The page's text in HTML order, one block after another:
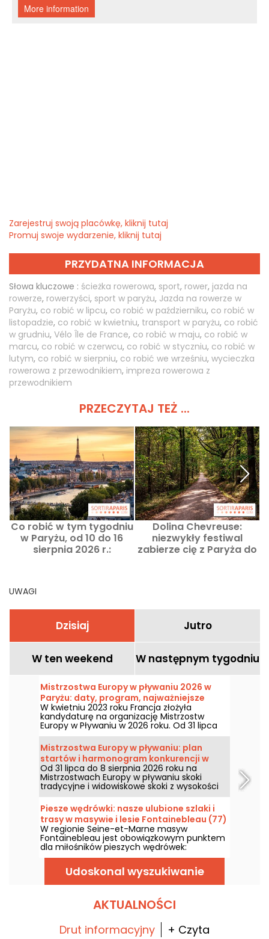
Zarejestruj swoją placówkę, kliknij tutaj
Promuj swoje wydarzenie, kliknij tutaj
PRZYDATNA INFORMACJA
Słowa kluczowe : ścieżka rowerowa, sport, rower, jazda na
rowerze, rowerzyści, sport w paryżu, Jazda na rowerze w
Paryżu, co robić w lipcu, co robić w październiku, co robić w
listopadzie, co robić w kwietniu, transport w paryżu, co robić
w grudniu, Vélo Île de France, co robić w maju, co robić w
marcu, co robić w czerwcu, co robić w styczniu, co robić w
lutym, co robić w sierpniu, co robić we wrześniu, wycieczka
rowerowa z przewodnikiem, impreza rowerowa z
przewodnikiem
PRZECZYTAJ TEŻ ...
Co robić w tym tygodniu
w Paryżu, od 10 do 16
sierpnia 2026 r.:
Dolina Chevreuse:
niezwykły festiwal
zabierze cię z Paryża do
UWAGI
Dzisiaj Jutro
W ten weekend W następnym tygodniu
Mistrzostwa Europy w pływaniu 2026 w
Paryżu: daty, program, najważniejsze
informacje o rywalizacji
W kwietniu 2023 roku Francja złożyła
kandydaturę na organizację Mistrzostw
Europy w Pływaniu w 2026 roku. Od 31 lipca
do 16 sierpnia Ośrodek Wodny Olimpijski
zaprasza do kibicowania naszym pływakom.
Oto wszystkie informacje, które warto znać
o zawodach i konkurencjach!
Mistrzostwa Europy w pływaniu: plan
startów i harmonogram konkurencji w
skokach do wody i skokach z wysokości
Od 31 lipca do 8 sierpnia 2026 roku na
Mistrzostwach Europy w pływaniu skoki
tradycyjne i widowiskowe skoki z wysokości
zdominują rywalizację. Między olimpijskim
basenem w Saint-Denis a naturalnym
krajobrazem Sekwany najlepsi skoczkowie
kontynentu wzniosą się, by zaprezentować
oszałamiające akrobacje.
Piesze wędrówki: nasze ulubione szlaki i
trasy w masywie i lesie Fontainebleau (77)
W regionie Seine-et-Marne masyw
Fontainebleau jest obowiązkowym punktem
dla miłośników pieszych wędrówek:
wybraliśmy więc nasze ulubione trasy w tym
naturalnym zakątku regionu Île-de-France.
Udoskonal wyszukiwanie
AKTUALNOŚCI
Drut informacyjny + Czyta